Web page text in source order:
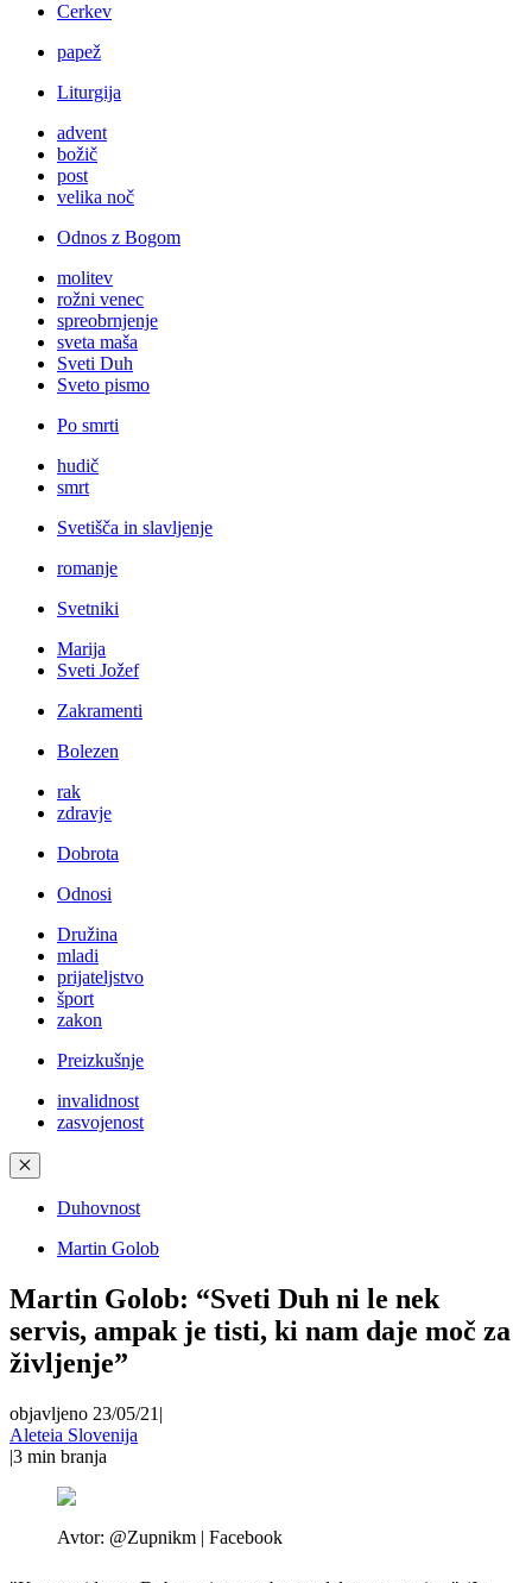
Cerkev
papež
Liturgija
advent
božič
post
velika noč
Odnos z Bogom
molitev
rožni venec
spreobrnjenje
sveta maša
Sveti Duh
Sveto pismo
Po smrti
hudič
smrt
Svetišča in slavljenje
romanje
Svetniki
Marija
Sveti Jožef
Zakramenti
Bolezen
rak
zdravje
Dobrota
Odnosi
Družina
mladi
prijateljstvo
šport
zakon
Preizkušnje
invalidnost
zasvojenost
✕
Duhovnost
Martin Golob
Martin Golob: “Sveti Duh ni le nek
servis, ampak je tisti, ki nam daje moč za
življenje”
objavljeno 23/05/21 |
Aleteia Slovenija
|3 min branja
Avtor: @Zupnikm | Facebook